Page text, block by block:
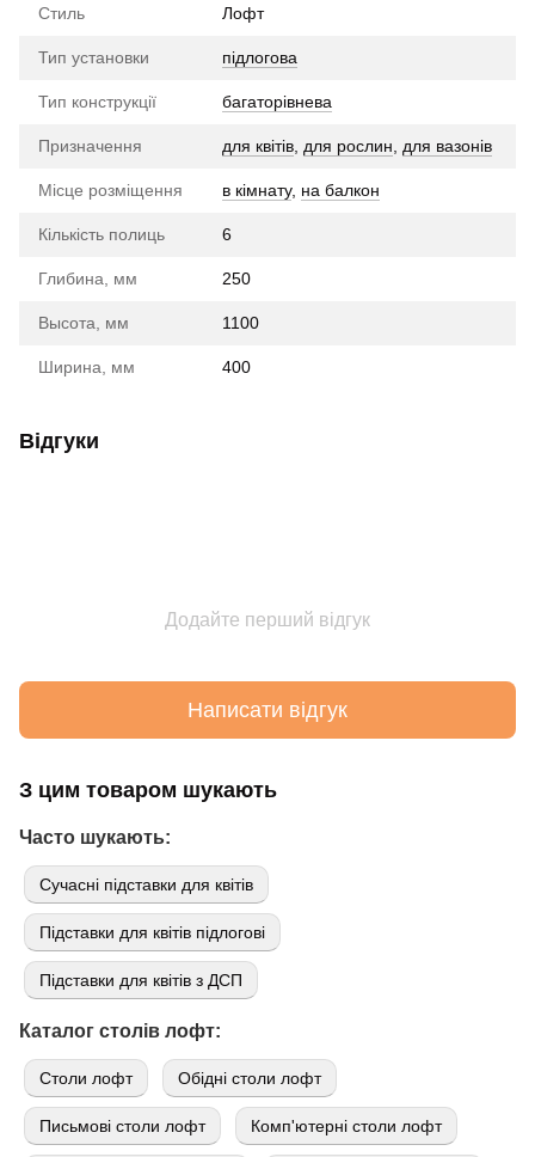
Стиль Лофт
Тип установки підлогова
Тип конструкції багаторівнева
Призначення для квітів для рослин для вазонів
Місце розміщення в кімнату, на балкон
Кількість полиць 6
Глибина, мм 250
Высота, мм 1100
Ширина, мм 400
Відгуки
Додайте перший відгук
Написати відгук
З цим товаром шукають
Часто шукають:
Сучасні підставки для квітів
Підставки для квітів підлогові
Підставки для квітів з ДСП
Каталог столів лофт:
Cтоли лофт Обідні столи лофт
Письмові столи лофт Комп'ютерні столи лофт